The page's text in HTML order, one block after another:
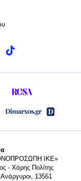
ΙΚΕ»
- Χάρης Πολίτης
13561